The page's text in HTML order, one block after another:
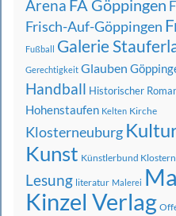
Arena FA Göppingen
Frisch-Auf-Göppingen
Fußball Galerie
Gerechtigkeit Glauben
Handball Historischer
Hohenstaufen Kelten Kirche
Klosterneuburg
Kunst Künstlerbund
Lesung literatur Malerei
Kinzel Verlag